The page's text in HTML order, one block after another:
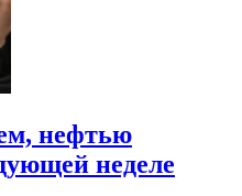
нефтью
неделе